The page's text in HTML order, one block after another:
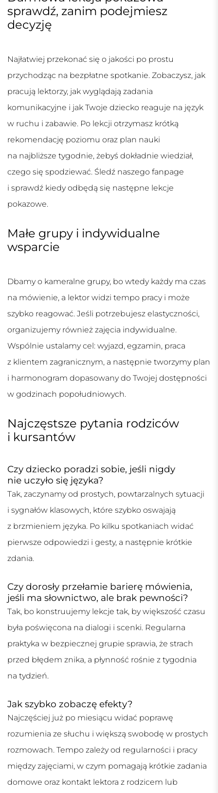
sprawdź, zanim podejmiesz
decyzję
Najłatwiej przekonać się o jakości po prostu
przychodząc na bezpłatne spotkanie. Zobaczysz, jak
pracują lektorzy, jak wyglądają zadania
komunikacyjne i jak Twoje dziecko reaguje na język
w ruchu i zabawie. Po lekcji otrzymasz krótką
rekomendację poziomu oraz plan nauki
na najbliższe tygodnie, żebyś dokładnie wiedział,
czego się spodziewać. Śledź naszego fanpage
i sprawdź kiedy odbędą się następne lekcje
pokazowe.
Małe grupy i indywidualne
wsparcie
Dbamy o kameralne grupy, bo wtedy każdy ma czas
na mówienie, a lektor widzi tempo pracy i może
szybko reagować. Jeśli potrzebujesz elastyczności,
organizujemy również zajęcia indywidualne.
Wspólnie ustalamy cel: wyjazd, egzamin, praca
z klientem zagranicznym, a następnie tworzymy plan
i harmonogram dopasowany do Twojej dostępności
w godzinach popołudniowych.
Najczęstsze pytania rodziców
i kursantów
Czy dziecko poradzi sobie, jeśli nigdy
nie uczyło się języka?
Tak, zaczynamy od prostych, powtarzalnych sytuacji
i sygnałów klasowych, które szybko oswajają
z brzmieniem języka. Po kilku spotkaniach widać
pierwsze odpowiedzi i gesty, a następnie krótkie
zdania.
Czy dorosły przełamie barierę mówienia,
jeśli ma słownictwo, ale brak pewności?
Tak, bo konstruujemy lekcje tak, by większość czasu
była poświęcona na dialogi i scenki. Regularna
praktyka w bezpiecznej grupie sprawia, że strach
przed błędem znika, a płynność rośnie z tygodnia
na tydzień.
Jak szybko zobaczę efekty?
Najczęściej już po miesiącu widać poprawę
rozumienia ze słuchu i większą swobodę w prostych
rozmowach. Tempo zależy od regularności i pracy
między zajęciami, w czym pomagają krótkie zadania
domowe oraz kontakt lektora z rodzicem lub